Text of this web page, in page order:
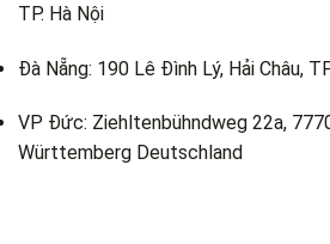
TP. Hà Nội
Đà Nẵng: 190 Lê Đình Lý, Hải Châu,
VP Đức: Ziehltenbühndweg 22a,
Württemberg Deutschland